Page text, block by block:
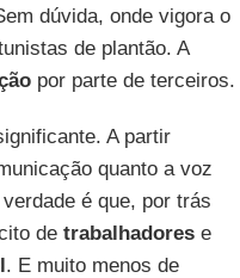
dúvida, onde vigora o
de plantão. A
por parte de terceiros.
A partir
quanto a voz
é que, por trás
de trabalhadorese
. E muito menos de